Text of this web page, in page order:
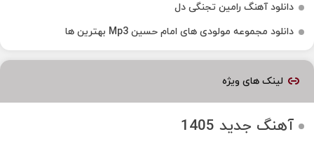
دانلود آهنگ رامین تجنگی دل
دانلود مجموعه مولودی های امام حسین Mp3 بهترین ها
لینک های ویژه
آهنگ جدید 1405